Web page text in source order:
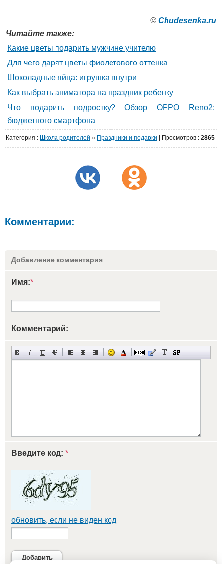
© Сhudesenka.ru
Читайте также:
Какие цветы подарить мужчине учителю
Для чего дарят цветы фиолетового оттенка
Шоколадные яйца: игрушка внутри
Как выбрать аниматора на праздник ребенку
Что подарить подростку? Обзор OPPO Reno2:
бюджетного смартфона
Категория : Школа родителей » Праздники и подарки Просмотров : 2865
Комментарии:
Добавление комментария
Имя:*
Комментарий:
Введите код: *
обновить, если не виден код
Добавить